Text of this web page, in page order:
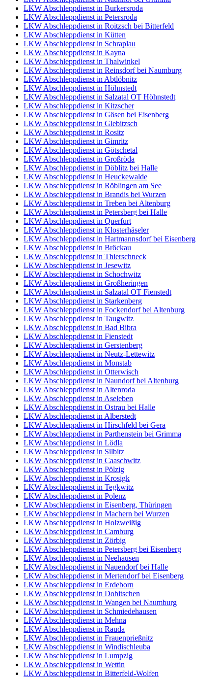
LKW Abschleppdienst in Burkersroda
LKW Abschleppdienst in Petersroda
LKW Abschleppdienst in Roitzsch bei Bitterfeld
LKW Abschleppdienst in Kütten
LKW Abschleppdienst in Schraplau
LKW Abschleppdienst in Kayna
LKW Abschleppdienst in Thalwinkel
LKW Abschleppdienst in Reinsdorf bei Naumburg
LKW Abschleppdienst in Abtlöbnitz
LKW Abschleppdienst in Höhnstedt
LKW Abschleppdienst in Salzatal OT Höhnstedt
LKW Abschleppdienst in Kitzscher
LKW Abschleppdienst in Gösen bei Eisenberg
LKW Abschleppdienst in Glebitzsch
LKW Abschleppdienst in Rositz
LKW Abschleppdienst in Gimritz
LKW Abschleppdienst in Götschetal
LKW Abschleppdienst in Großröda
LKW Abschleppdienst in Döblitz bei Halle
LKW Abschleppdienst in Heuckewalde
LKW Abschleppdienst in Röblingen am See
LKW Abschleppdienst in Brandis bei Wurzen
LKW Abschleppdienst in Treben bei Altenburg
LKW Abschleppdienst in Petersberg bei Halle
LKW Abschleppdienst in Querfurt
LKW Abschleppdienst in Klosterhäseler
LKW Abschleppdienst in Hartmannsdorf bei Eisenberg
LKW Abschleppdienst in Bröckau
LKW Abschleppdienst in Thierschneck
LKW Abschleppdienst in Jesewitz
LKW Abschleppdienst in Schochwitz
LKW Abschleppdienst in Großheringen
LKW Abschleppdienst in Salzatal OT Fienstedt
LKW Abschleppdienst in Starkenberg
LKW Abschleppdienst in Fockendorf bei Altenburg
LKW Abschleppdienst in Taugwitz
LKW Abschleppdienst in Bad Bibra
LKW Abschleppdienst in Fienstedt
LKW Abschleppdienst in Gerstenberg
LKW Abschleppdienst in Neutz-Lettewitz
LKW Abschleppdienst in Monstab
LKW Abschleppdienst in Otterwisch
LKW Abschleppdienst in Naundorf bei Altenburg
LKW Abschleppdienst in Altenroda
LKW Abschleppdienst in Aseleben
LKW Abschleppdienst in Ostrau bei Halle
LKW Abschleppdienst in Alberstedt
LKW Abschleppdienst in Hirschfeld bei Gera
LKW Abschleppdienst in Parthenstein bei Grimma
LKW Abschleppdienst in Lödla
LKW Abschleppdienst in Silbitz
LKW Abschleppdienst in Caaschwitz
LKW Abschleppdienst in Pölzig
LKW Abschleppdienst in Krosigk
LKW Abschleppdienst in Tegkwitz
LKW Abschleppdienst in Polenz
LKW Abschleppdienst in Eisenberg, Thüringen
LKW Abschleppdienst in Machern bei Wurzen
LKW Abschleppdienst in Holzweißig
LKW Abschleppdienst in Camburg
LKW Abschleppdienst in Zörbig
LKW Abschleppdienst in Petersberg bei Eisenberg
LKW Abschleppdienst in Neehausen
LKW Abschleppdienst in Nauendorf bei Halle
LKW Abschleppdienst in Mertendorf bei Eisenberg
LKW Abschleppdienst in Erdeborn
LKW Abschleppdienst in Dobitschen
LKW Abschleppdienst in Wangen bei Naumburg
LKW Abschleppdienst in Schmiedehausen
LKW Abschleppdienst in Mehna
LKW Abschleppdienst in Rauda
LKW Abschleppdienst in Frauenprießnitz
LKW Abschleppdienst in Windischleuba
LKW Abschleppdienst in Lumpzig
LKW Abschleppdienst in Wettin
LKW Abschleppdienst in Bitterfeld-Wolfen